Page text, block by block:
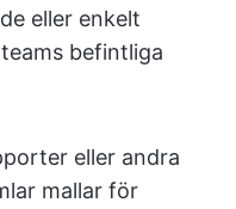
eller enkelt
befintliga
eller andra
mallar för